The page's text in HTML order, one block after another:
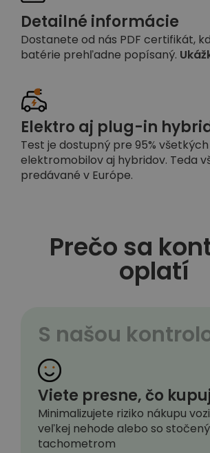
Detailné informácie
Dostanete od nás PDF certifikát,
batérie prehľadne popísaný.
Elektro aj plug-in
Test je dostupný pre 95% všetkých
elektromobilov aj hybridov. Teda
predávané v Európe.
Prečo sa
oplatí
S našou
Viete presne, čo
Minimalizujete riziko nákupu
veľkej nehode alebo so
tachometrom